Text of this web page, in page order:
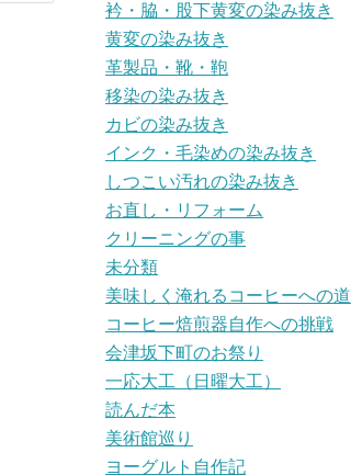
衿・脇・股下黄変の染み抜き
黄変の染み抜き
革製品・靴・鞄
移染の染み抜き
カビの染み抜き
インク・毛染めの染み抜き
しつこい汚れの染み抜き
お直し・リフォーム
クリーニングの事
未分類
美味しく淹れるコーヒーへの道
コーヒー焙煎器自作への挑戦
会津坂下町のお祭り
一応大工（日曜大工）
読んだ本
美術館巡り
ヨーグルト自作記